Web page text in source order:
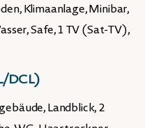
Klimaanlage, Minibar,
Safe, 1 TV (Sat-TV),
DCL)
Landblick, 2